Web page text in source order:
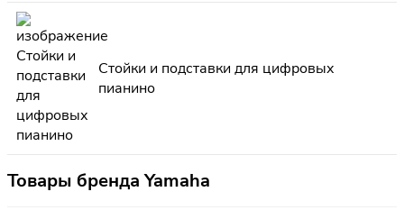
Стойки и подставки для цифровых
пианино
Товары бренда Yamaha